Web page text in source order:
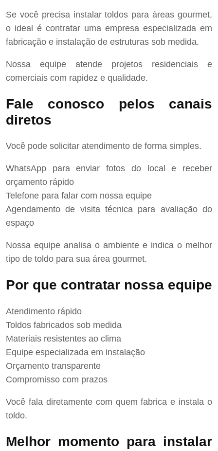
Se você precisa instalar toldos para áreas gourmet,
o ideal é contratar uma empresa especializada em
fabricação e instalação de estruturas sob medida.
Nossa equipe atende projetos residenciais e
comerciais com rapidez e qualidade.
Fale conosco pelos canais
diretos
Você pode solicitar atendimento de forma simples.
WhatsApp para enviar fotos do local e receber
orçamento rápido
Telefone para falar com nossa equipe
Agendamento de visita técnica para avaliação do
espaço
Nossa equipe analisa o ambiente e indica o melhor
tipo de toldo para sua área gourmet.
Por que contratar nossa equipe
Atendimento rápido
Toldos fabricados sob medida
Materiais resistentes ao clima
Equipe especializada em instalação
Orçamento transparente
Compromisso com prazos
Você fala diretamente com quem fabrica e instala o
toldo.
Melhor momento para instalar